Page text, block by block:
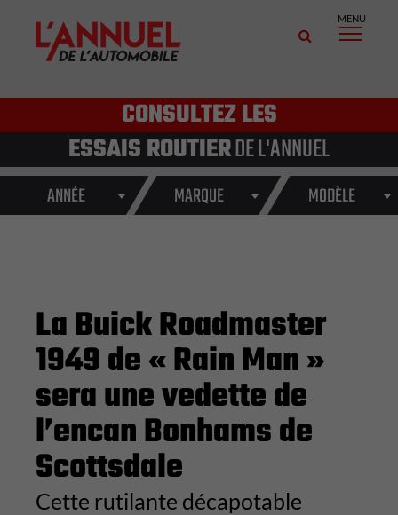
MENU
CONSULTEZ LES
ESSAIS ROUTIERDE L'ANNUEL
ANNÉE MARQUE MODÈLE
La Buick Roadmaster
1949 de « Rain Man »
sera une vedette de
l’encan Bonhams de
Scottsdale
Cette rutilante décapotable